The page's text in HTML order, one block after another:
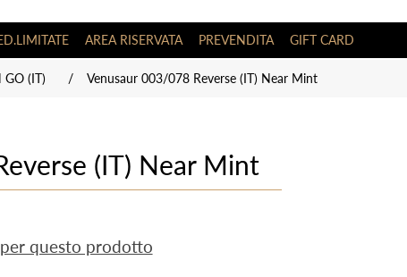
AREA RISERVATA PREVENDITA GIFT CARD
GO (IT) / Venusaur 003/078 Reverse (IT) Near Mint
(IT) Near Mint
questo prodotto